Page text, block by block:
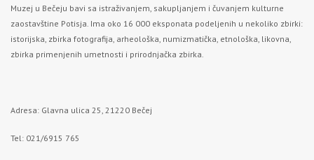
Muzej u Bečeju bavi sa istraživanjem, sakupljanjem i čuvanjem kulturne
zaostavštine Potisja. Ima oko 16 000 eksponata podeljenih u nekoliko zbirki:
istorijska, zbirka fotografija, arheološka, numizmatička, etnološka, likovna,
zbirka primenjenih umetnosti i prirodnjačka zbirka.
Adresa: Glavna ulica 25, 21220 Bečej
Tel: 021/6915 765